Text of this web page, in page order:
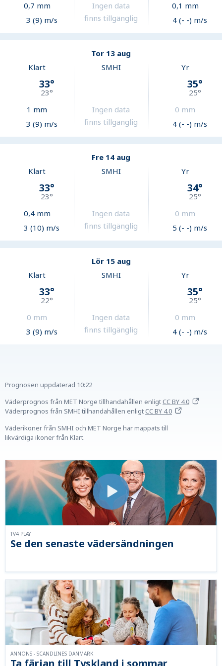
0,7 mm
3 (9) m/s
Ingen data
finns tillgänglig
0,1 mm
4 (- -) m/s
Tor 13 aug
Klart
33°
23°
1 mm
3 (9) m/s
SMHI
Ingen data
finns tillgänglig
Yr
35°
25°
0 mm
4 (- -) m/s
Fre 14 aug
Klart
33°
23°
0,4mm
3 (10) m/s
SMHI
Ingen data
finns tillgänglig
Yr
34°
25°
0 mm
5 (- -) m/s
Lör 15 aug
Klart
33°
22°
0 mm
3 (9) m/s
SMHI
Ingen data
finns tillgänglig
Yr
35°
25°
0 mm
4 (- -) m/s
Prognosen uppdaterad 10:22
Väderprognos från MET Norge tillhandahållen enligtCC BY 4.0
Väderprognos från SMHI tillhandahållen enligtCC BY 4.0
Väderikoner från SMHI och MET Norge har mappats till
likvärdiga ikoner från Klart.
Se den senaste vädersändningen
TV4 PLAY
ANNONS - SCANDLINES DANMARK